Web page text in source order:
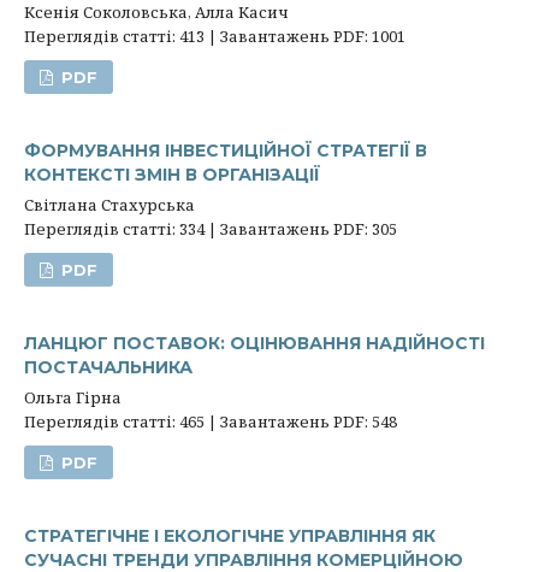
Ксенія Соколовська, Алла Касич
Переглядів статті: 413 | Завантажень PDF: 1001
PDF
ФОРМУВАННЯ ІНВЕСТИЦІЙНОЇ СТРАТЕГІЇ В
КОНТЕКСТІ ЗМІН В ОРГАНІЗАЦІЇ
Світлана Стахурська
Переглядів статті: 334 | Завантажень PDF: 305
PDF
ЛАНЦЮГ ПОСТАВОК: ОЦІНЮВАННЯ НАДІЙНОСТІ
ПОСТАЧАЛЬНИКА
Ольга Гірна
Переглядів статті: 465 | Завантажень PDF: 548
PDF
СТРАТЕГІЧНЕ І ЕКОЛОГІЧНЕ УПРАВЛІННЯ ЯК
СУЧАСНІ ТРЕНДИ УПРАВЛІННЯ КОМЕРЦІЙНОЮ